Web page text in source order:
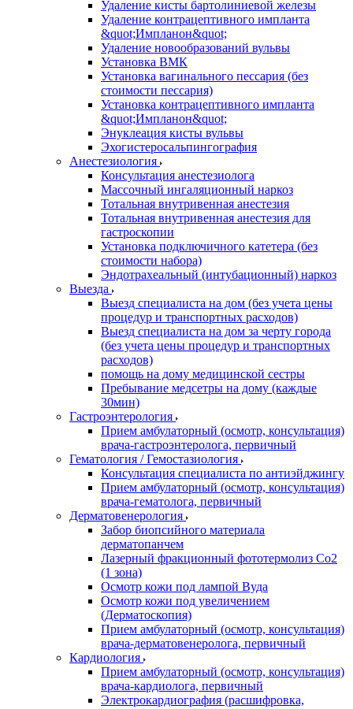
Удаление кисты бартолиниевой железы
Удаление контрацептивного импланта
&quot;Импланон&quot;
Удаление новообразований вульвы
Установка ВМК
Установка вагинального пессария (без
стоимости пессария)
Установка контрацептивного импланта
&quot;Импланон&quot;
Энуклеация кисты вульвы
Эхогистеросальпингография
Анестезиология
Консультация анестезиолога
Массочный ингаляционный наркоз
Тотальная внутривенная анестезия
Тотальная внутривенная анестезия для
гастроскопии
Установка подключичного катетера (без
стоимости набора)
Эндотрахеальный (интубационный) наркоз
Выезда
Выезд специалиста на дом (без учета цены
процедур и транспортных расходов)
Выезд специалиста на дом за черту города
(без учета цены процедур и транспортных
расходов)
помощь на дому медицинской сестры
Пребывание медсетры на дому (каждые
30мин)
Гастроэнтерология
Прием амбулаторный (осмотр, консультация)
врача-гастроэнтеролога, первичный
Гематология / Гемостазиология
Консультация специалиста по антиэйджингу
Прием амбулаторный (осмотр, консультация)
врача-гематолога, первичный
Дерматовенерология
Забор биопсийного материала
дерматопанчем
Лазерный фракционный фототермолиз Со2
(1 зона)
Осмотр кожи под лампой Вуда
Осмотр кожи под увеличением
(Дерматоскопия)
Прием амбулаторный (осмотр, консультация)
врача-дерматовенеролога, первичный
Кардиология
Прием амбулаторный (осмотр, консультация)
врача-кардиолога, первичный
Электрокардиография (расшифровка,